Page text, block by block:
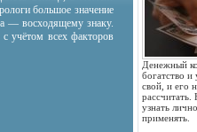
Денежный
богатство
свой, и его
рассчитать.
узнать
применять.
большое значение
— восходящему знаку.
учётом всех факторов